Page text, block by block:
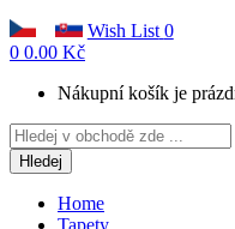
Wish List 0
0 0.00 Kč
Nákupní košík je
Hledej
Home
Tapety